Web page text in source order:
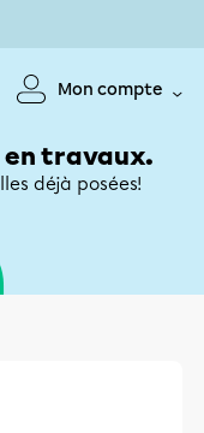
Mon compte
en travaux.
déjà posées!